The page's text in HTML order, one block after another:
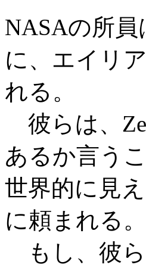
NASAの所
に、エイリ
れる。
彼らは、
あるか言う
世界的に見
に頼まれる。
もし、彼ら